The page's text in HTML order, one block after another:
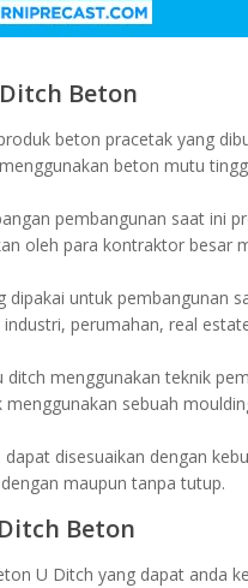
Beton
beton pracetak yang
beton mutu
pembangunan saat ini
oleh para kontraktor besar
dipakai untuk pembangunan
perumahan, real
ditch menggunakan teknik
menggunakan sebuah
disesuaikan dengan
maupun tanpa tutup.
Beton
U Ditch yang dapat anda